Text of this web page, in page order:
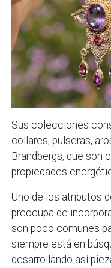
Sus colecciones
collares, pulseras,
Brandbergs, que son
propiedades
Uno de los atributos
preocupa de
son poco comunes
siempre está en
desarrollando así